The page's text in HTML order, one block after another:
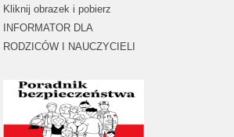
Kliknij obrazek i pobierz
INFORMATOR DLA
RODZICÓW I NAUCZYCIELI